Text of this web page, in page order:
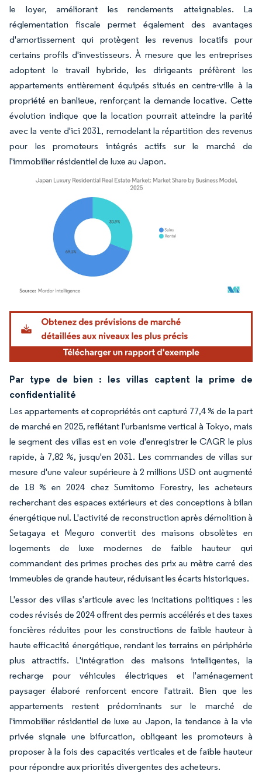
le loyer, améliorant les rendements atteignables. La
réglementation fiscale permet également des avantages
d'amortissement qui protègent les revenus locatifs pour
certains profils d'investisseurs. À mesure que les entreprises
adoptent le travail hybride, les dirigeants préfèrent les
appartements entièrement équipés situés en centre-ville à la
propriété en banlieue, renforçant la demande locative. Cette
évolution indique que la location pourrait atteindre la parité
avec la vente d'ici 2031, remodelant la répartition des revenus
pour les promoteurs intégrés actifs sur le marché de
l'immobilier résidentiel de luxe au Japon.
Image © Mordor Intelligence. La réutilisation nécessite une attribution sous CC BY
Par type de bien : les villas captent la prime de
confidentialité
Les appartements et copropriétés ont capturé 77,4 % de la part
de marché en 2025, reflétant l'urbanisme vertical à Tokyo, mais
le segment des villas est en voie d'enregistrer le CAGR le plus
rapide, à 7,82 %, jusqu'en 2031. Les commandes de villas sur
mesure d'une valeur supérieure à 2 millions USD ont augmenté
de 18 % en 2024 chez Sumitomo Forestry, les acheteurs
recherchant des espaces extérieurs et des conceptions à bilan
énergétique nul. L'activité de reconstruction après démolition à
Setagaya et Meguro convertit des maisons obsolètes en
logements de luxe modernes de faible hauteur qui
commandent des primes proches des prix au mètre carré des
immeubles de grande hauteur, réduisant les écarts historiques.
L'essor des villas s'articule avec les incitations politiques : les
codes révisés de 2024 offrent des permis accélérés et des taxes
foncières réduites pour les constructions de faible hauteur à
haute efficacité énergétique, rendant les terrains en périphérie
plus attractifs. L'intégration des maisons intelligentes, la
recharge pour véhicules électriques et l'aménagement
paysager élaboré renforcent encore l'attrait. Bien que les
appartements restent prédominants sur le marché de
l'immobilier résidentiel de luxe au Japon, la tendance à la vie
privée signale une bifurcation, obligeant les promoteurs à
proposer à la fois des capacités verticales et de faible hauteur
pour répondre aux priorités divergentes des acheteurs.